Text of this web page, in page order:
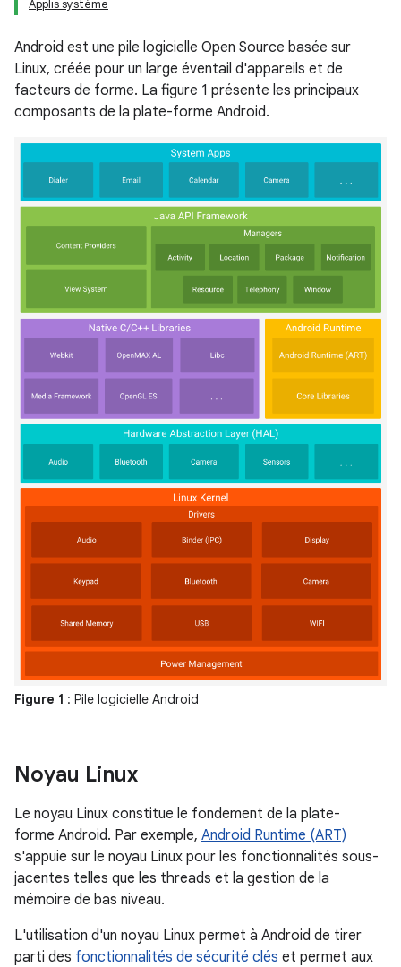
Applis système
Android est une pile logicielle Open Source basée sur
Linux, créée pour un large éventail d'appareils et de
facteurs de forme. La figure 1 présente les principaux
composants de la plate-forme Android.
Figure 1 : Pile logicielle Android
Noyau Linux
Le noyau Linux constitue le fondement de la plate-
forme Android. Par exemple, Android Runtime (ART)
s'appuie sur le noyau Linux pour les fonctionnalités sous-
jacentes telles que les threads et la gestion de la
mémoire de bas niveau.
L'utilisation d'un noyau Linux permet à Android de tirer
parti des fonctionnalités de sécurité clés et permet aux